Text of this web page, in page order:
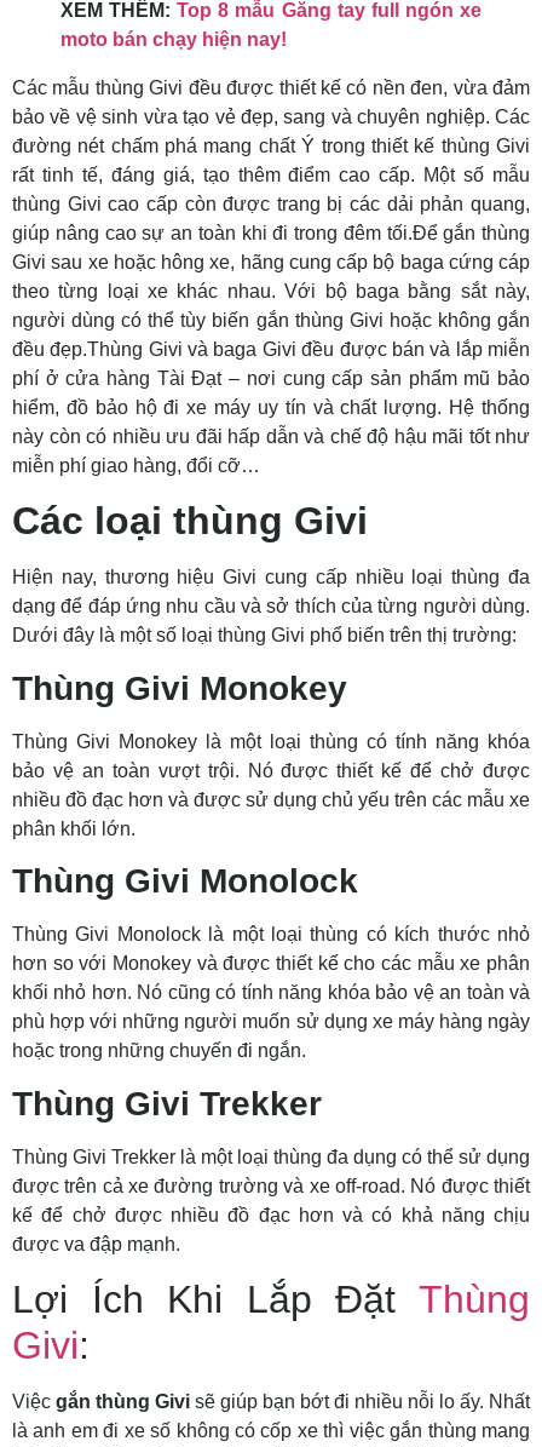
XEM THÊM:Top 8 mẫu Găng tay full ngón xe
moto bán chạy hiện nay!
Các mẫu thùng Givi đều được thiết kế có nền đen, vừa đảm
bảo về vệ sinh vừa tạo vẻ đẹp, sang và chuyên nghiệp. Các
đường nét chấm phá mang chất Ý trong thiết kế thùng Givi
rất tinh tế, đáng giá, tạo thêm điểm cao cấp. Một số mẫu
thùng Givi cao cấp còn được trang bị các dải phản quang,
giúp nâng cao sự an toàn khi đi trong đêm tối.Để gắn thùng
Givi sau xe hoặc hông xe, hãng cung cấp bộ baga cứng cáp
theo từng loại xe khác nhau. Với bộ baga bằng sắt này,
người dùng có thể tùy biến gắn thùng Givi hoặc không gắn
đều đẹp.Thùng Givi và baga Givi đều được bán và lắp miễn
phí ở cửa hàng Tài Đạt – nơi cung cấp sản phẩm mũ bảo
hiểm, đồ bảo hộ đi xe máy uy tín và chất lượng. Hệ thống
này còn có nhiều ưu đãi hấp dẫn và chế độ hậu mãi tốt như
miễn phí giao hàng, đổi cỡ…
Các loại thùng Givi
Hiện nay, thương hiệu Givi cung cấp nhiều loại thùng đa
dạng để đáp ứng nhu cầu và sở thích của từng người dùng.
Dưới đây là một số loại thùng Givi phổ biến trên thị trường:
Thùng Givi Monokey
Thùng Givi Monokey là một loại thùng có tính năng khóa
bảo vệ an toàn vượt trội. Nó được thiết kế để chở được
nhiều đồ đạc hơn và được sử dụng chủ yếu trên các mẫu xe
phân khối lớn.
Thùng Givi Monolock
Thùng Givi Monolock là một loại thùng có kích thước nhỏ
hơn so với Monokey và được thiết kế cho các mẫu xe phân
khối nhỏ hơn. Nó cũng có tính năng khóa bảo vệ an toàn và
phù hợp với những người muốn sử dụng xe máy hàng ngày
hoặc trong những chuyến đi ngắn.
Thùng Givi Trekker
Thùng Givi Trekker là một loại thùng đa dụng có thể sử dụng
được trên cả xe đường trường và xe off-road. Nó được thiết
kế để chở được nhiều đồ đạc hơn và có khả năng chịu
được va đập mạnh.
Lợi Ích Khi Lắp Đặt Thùng
Givi:
Việc gắn thùng Givi sẽ giúp bạn bớt đi nhiều nỗi lo ấy. Nhất
là anh em đi xe số không có cốp xe thì việc gắn thùng mang